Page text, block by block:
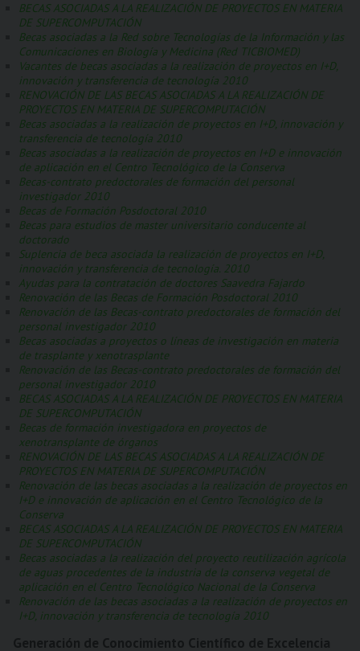
BECAS ASOCIADAS A LA REALIZACIÓN DE PROYECTOS EN MATERIA
DE SUPERCOMPUTACIÓN
Becas asociadas a la Red sobre Tecnologías de la Información y las
Comunicaciones en Biología y Medicina (Red TICBIOMED)
Vacantes de becas asociadas a la realización de proyectos en I+D,
innovación y transferencia de tecnología 2010
RENOVACIÓN DE LAS BECAS ASOCIADAS A LA REALIZACIÓN DE
PROYECTOS EN MATERIA DE SUPERCOMPUTACIÓN
Becas asociadas a la realización de proyectos en I+D, innovación y
transferencia de tecnología 2010
Becas asociadas a la realización de proyectos en I+D e innovación
de aplicación en el Centro Tecnológico de la Conserva
Becas-contrato predoctorales de formación del personal
investigador 2010
Becas de Formación Posdoctoral 2010
Becas para estudios de master universitario conducente al
doctorado
Suplencia de beca asociada la realización de proyectos en I+D,
innovación y transferencia de tecnología. 2010
Ayudas para la contratación de doctores Saavedra Fajardo
Renovación de las Becas de Formación Posdoctoral 2010
Renovación de las Becas-contrato predoctorales de formación del
personal investigador 2010
Becas asociadas a proyectos o líneas de investigación en materia
de trasplante y xenotrasplante
Renovación de las Becas-contrato predoctorales de formación del
personal investigador 2010
BECAS ASOCIADAS A LA REALIZACIÓN DE PROYECTOS EN MATERIA
DE SUPERCOMPUTACIÓN
Becas de formación investigadora en proyectos de
xenotransplante de órganos
RENOVACIÓN DE LAS BECAS ASOCIADAS A LA REALIZACIÓN DE
PROYECTOS EN MATERIA DE SUPERCOMPUTACIÓN
Renovación de las becas asociadas a la realización de proyectos en
I+D e innovación de aplicación en el Centro Tecnológico de la
Conserva
BECAS ASOCIADAS A LA REALIZACIÓN DE PROYECTOS EN MATERIA
DE SUPERCOMPUTACIÓN
Becas asociadas a la realización del proyecto reutilización agrícola
de aguas procedentes de la industria de la conserva vegetal de
aplicación en el Centro Tecnológico Nacional de la Conserva
Renovación de las becas asociadas a la realización de proyectos en
I+D, innovación y transferencia de tecnología 2010